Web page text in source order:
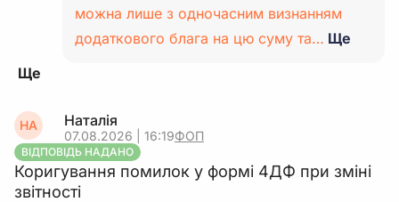
можна лише з одночасним визнанням
додаткового блага на цю суму та… Ще
НА Наталія
07.08.2026 | 16:19ФОП
ВІДПОВІДЬ НАДАНО
Коригування помилок у формі 4ДФ при зміні
звітності